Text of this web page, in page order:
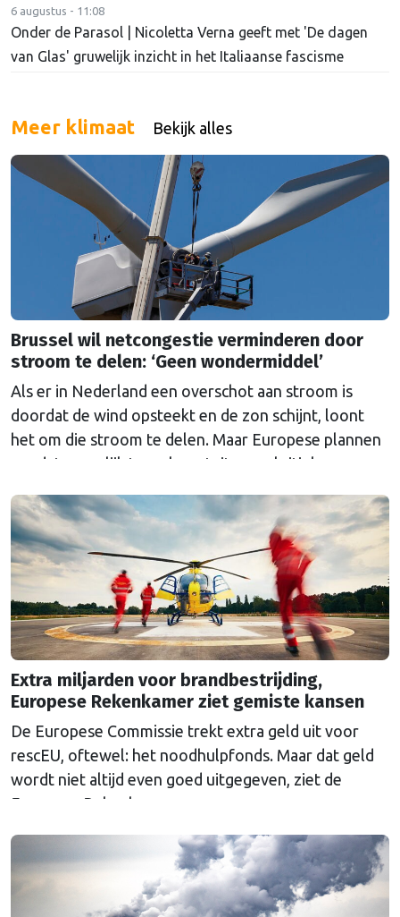
6 augustus - 11:08
Onder de Parasol | Nicoletta Verna geeft met 'De dagen
van Glas' gruwelijk inzicht in het Italiaanse fascisme
Meer klimaat Bekijk alles
Brussel wil netcongestie verminderen door
stroom te delen: ‘Geen wondermiddel’
Als er in Nederland een overschot aan stroom is
doordat de wind opsteekt en de zon schijnt, loont
het om die stroom te delen. Maar Europese plannen
om dat mogelijk te maken stuiten op kritiek.
Extra miljarden voor brandbestrijding,
Europese Rekenkamer ziet gemiste kansen
De Europese Commissie trekt extra geld uit voor
rescEU, oftewel: het noodhulpfonds. Maar dat geld
wordt niet altijd even goed uitgegeven, ziet de
Europese Rekenkamer.